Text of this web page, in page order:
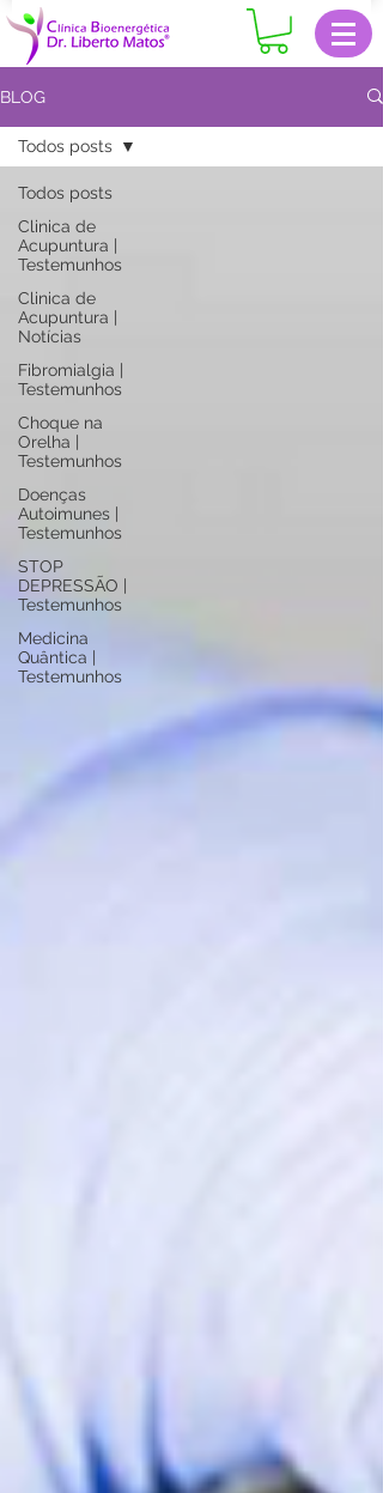
BLOG
Todos posts
Clinica de
Acupuntura |
Testemunhos
Clinica de
Acupuntura |
Notícias
Fibromialgia |
Testemunhos
Choque na
Orelha |
Testemunhos
Doenças
Autoimunes |
Testemunhos
STOP
DEPRESSÃO |
Testemunhos
Medicina
Quântica |
Testemunhos
Todos posts